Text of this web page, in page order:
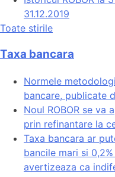
31.12.2019
Toate stirile
Taxa bancara
Normele
bancare, publicate
Noul ROBOR se va
prin refinantare la
Taxa bancara ar
bancile mari si
avertizeaza ca